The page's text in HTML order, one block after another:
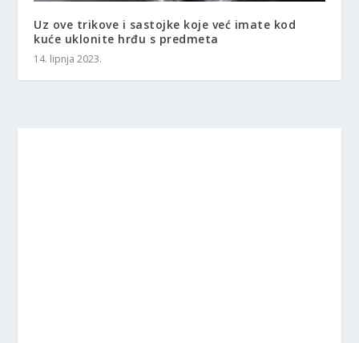
Uz ove trikove i sastojke koje već imate kod
kuće uklonite hrđu s predmeta
14. lipnja 2023.